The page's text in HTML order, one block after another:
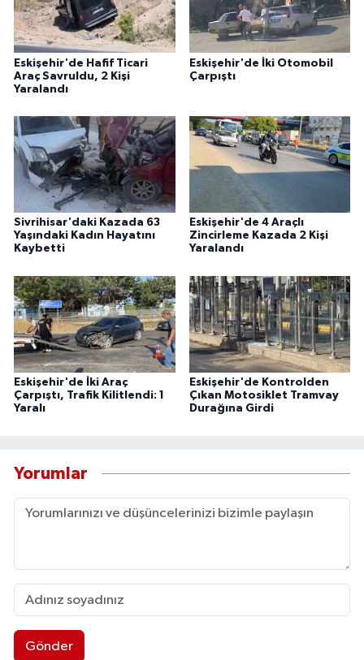
Eskişehir'de Hafif Ticari
Araç Savruldu, 2 Kişi
Yaralandı
Eskişehir'de İki Otomobil
Çarpıştı
Sivrihisar'daki Kazada 63
Yaşındaki Kadın Hayatını
Kaybetti
Eskişehir'de 4 Araçlı
Zincirleme Kazada 2 Kişi
Yaralandı
Eskişehir'de İki Araç
Çarpıştı, Trafik Kilitlendi: 1
Yaralı
Eskişehir'de Kontrolden
Çıkan Motosiklet Tramvay
Durağına Girdi
Yorumlar
Gönder